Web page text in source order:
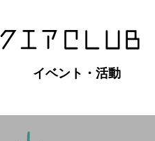
イベント・活動